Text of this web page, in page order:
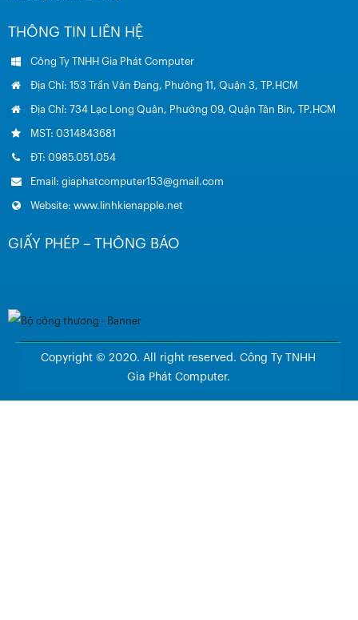
THÔNG TIN LIÊN HỆ
Công Ty TNHH Gia Phát Computer
Địa Chỉ: 153 Trần Văn Đang, Phường 11, Quận 3, TP.HCM
Địa Chỉ: 734 Lạc Long Quân, Phường 09, Quận Tân Bin, TP.HCM
MST: 0314843681
ĐT: 0985.051.054
Email: giaphatcomputer153@gmail.com
Website: www.linhkienapple.net
GIẤY PHÉP – THÔNG BÁO
Copyright © 2020. All right reserved. Công Ty TNHH
Gia Phát Computer.